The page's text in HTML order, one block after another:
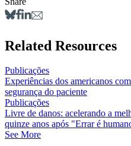
Related Resources
Publicações
Experiências dos americanos
segurança do paciente
Publicações
Livre de danos: acelerando a
quinze anos após "Errar é
See More